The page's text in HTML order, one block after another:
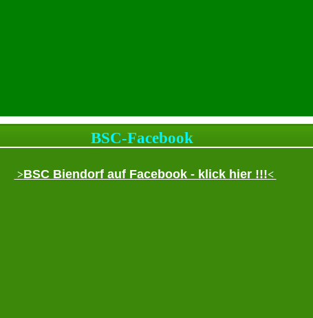
BSC-Facebook
>BSC Biendorf auf Facebook - klick hier !!!<